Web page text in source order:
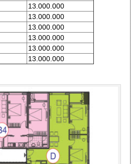
13.000.000
13.000.000
13.000.000
13.000.000
13.000.000
13.000.000